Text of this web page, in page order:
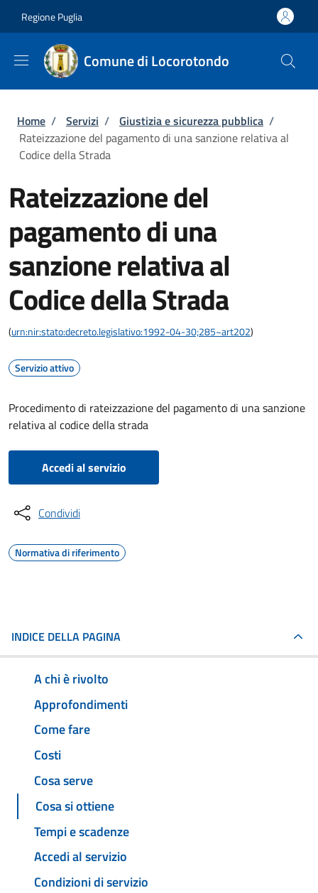
Regione Puglia
Comune di Locorotondo
Briciole di pane
Home / Servizi / Giustizia e sicurezza pubblica /
Rateizzazione del pagamento di una sanzione relativa al
Codice della Strada
Rateizzazione del
pagamento di una
sanzione relativa al
Codice della Strada
(urn:nir:stato:decreto.legislativo:1992-04-30;285~art202)
Servizio attivo
Procedimento di rateizzazione del pagamento di una sanzione
relativa al codice della strada
Accedi al servizio
Condividi
Normativa di riferimento
INDICE DELLA PAGINA
A chi è rivolto
Approfondimenti
Come fare
Costi
Cosa serve
Cosa si ottiene
Tempi e scadenze
Accedi al servizio
Condizioni di servizio